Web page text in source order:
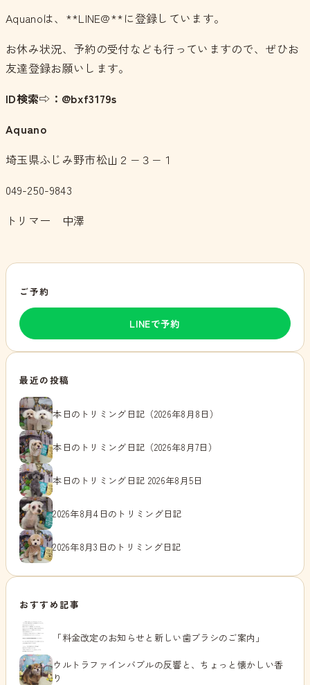
Aquanoは、**LINE@**に登録しています。
お休み状況、予約の受付なども行っていますので、ぜひお
友達登録お願いします。
ID検索⇨：@bxf3179s
Aquano
埼玉県ふじみ野市松山２−３−１
049-250-9843
トリマー 中澤
ご予約
LINEで予約
最近の投稿
本日のトリミング日記（2026年8月8日）
本日のトリミング日記（2026年8月7日）
本日のトリミング日記 2026年8月5日
2026年8月4日のトリミング日記
2026年8月3日のトリミング日記
おすすめ記事
「料金改定のお知らせと新しい歯ブラシのご案内」
ウルトラファインバブルの反響と、ちょっと懐かしい香
り